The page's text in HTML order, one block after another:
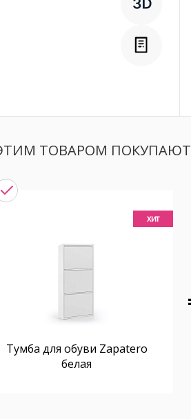
ТОВАРОМ ПОКУПАЮТ
хит
Тумба для обуви Zapatero
белая